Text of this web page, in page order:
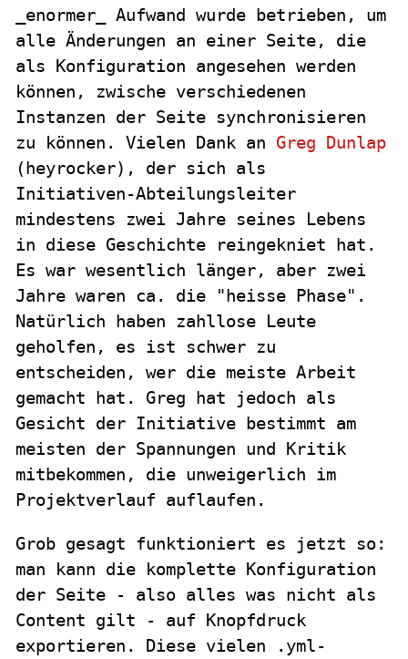
_enormer_ Aufwand wurde betrieben, um
alle Änderungen an einer Seite, die
als Konfiguration angesehen werden
können, zwische verschiedenen
Instanzen der Seite synchronisieren
zu können. Vielen Dank an Greg Dunlap
(heyrocker), der sich als
Initiativen-Abteilungsleiter
mindestens zwei Jahre seines Lebens
in diese Geschichte reingekniet hat.
Es war wesentlich länger, aber zwei
Jahre waren ca. die "heisse Phase".
Natürlich haben zahllose Leute
geholfen, es ist schwer zu
entscheiden, wer die meiste Arbeit
gemacht hat. Greg hat jedoch als
Gesicht der Initiative bestimmt am
meisten der Spannungen und Kritik
mitbekommen, die unweigerlich im
Projektverlauf auflaufen.
Grob gesagt funktioniert es jetzt so:
man kann die komplette Konfiguration
der Seite - also alles was nicht als
Content gilt - auf Knopfdruck
exportieren. Diese vielen .yml-